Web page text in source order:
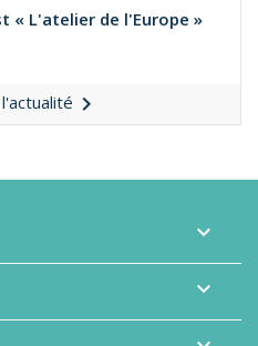
« L'atelier de l'Europe »


